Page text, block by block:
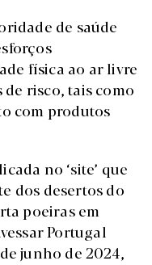
de saúde
física ao ar livre
risco, tais como
com produtos
no ‘site’ que
dos desertos do
poeiras em
Portugal
junho de 2024,